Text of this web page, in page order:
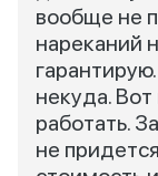
вообще не
нареканий
некуда. Вот
работать.
не